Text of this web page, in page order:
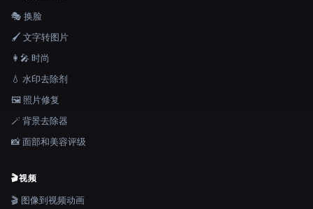
🎭 换脸
🖌️ 文字转图片
👩‍🎤 时尚
💧 水印去除剂
🖼️ 照片修复
🪄 背景去除器
📸 面部和美容评级
🎬视频
🎬 图像到视频动画